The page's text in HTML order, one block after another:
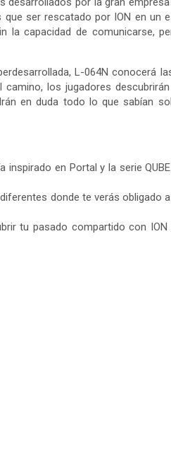
ser rescatado por ION en un
la capacidad de comunicarse,
L-064N conocerá
los jugadores
en duda todo lo que sabían
en Portal y la serie
donde te verás obligado
tu pasado compartido con ION